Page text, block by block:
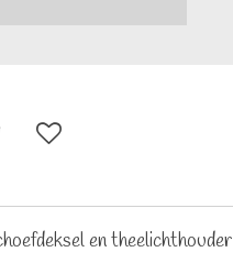
en theelichthouder